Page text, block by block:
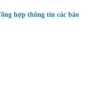
hợp thông tin các báo